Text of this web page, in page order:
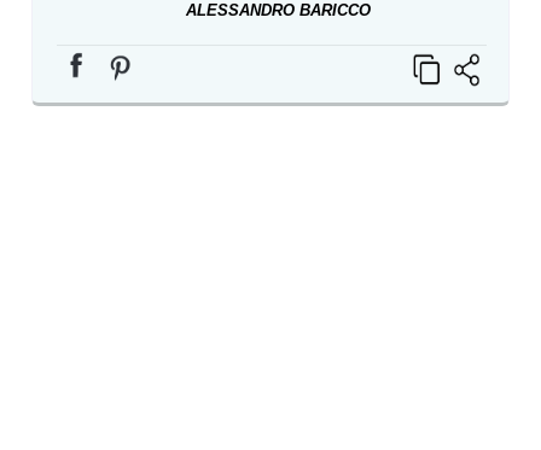
ALESSANDRO BARICCO